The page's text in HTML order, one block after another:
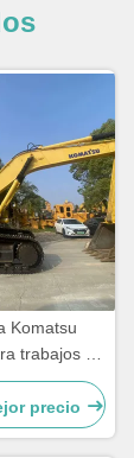
Komatsu
trabajos a
precio